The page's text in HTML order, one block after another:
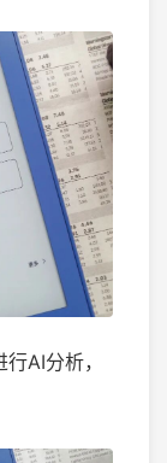
AI分析，